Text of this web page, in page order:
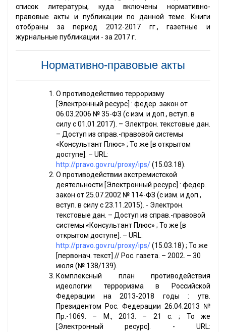
список литературы, куда включены нормативно-
правовые акты и публикации по данной теме. Книги
отобраны за период 2012-2017 гг., газетные и
журнальные публикации - за 2017 г.
Нормативно-правовые акты
О противодействию терроризму
[Электронный ресурс] : федер. закон от
06.03.2006 № 35-ФЗ (с изм. и доп., вступ. в
силу с 01.01.2017). – Электрон. текстовые дан.
– Доступ из справ.-правовой системы
«Консультант Плюс» ; То же [в открытом
доступе]. – URL:
http://pravo.gov.ru/proxy/ips/(15.03.18).
О противодействии экстремистской
деятельности [Электронный ресурс] : федер.
закон от 25.07.2002 № 114-ФЗ (с изм. и доп.,
вступ. в силу с 23.11.2015). - Электрон.
текстовые дан. – Доступ из справ.-правовой
системы «Консультант Плюс» ; То же [в
открытом доступе]. – URL:
http://pravo.gov.ru/proxy/ips/(15.03.18) ; То же
[первонач. текст] // Рос. газета. – 2002. – 30
июля (№ 138/139).
Комплексный план противодействия
идеологии терроризма в Российской
Федерации на 2013-2018 годы : утв.
Президентом Рос. Федерации 26.04.2013 №
Пр.-1069. – М., 2013. – 21 с. ; То же
[Электронный ресурс]. - URL: